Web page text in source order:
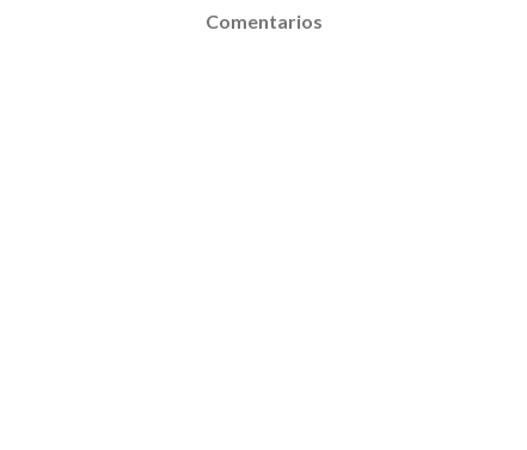
Comentarios